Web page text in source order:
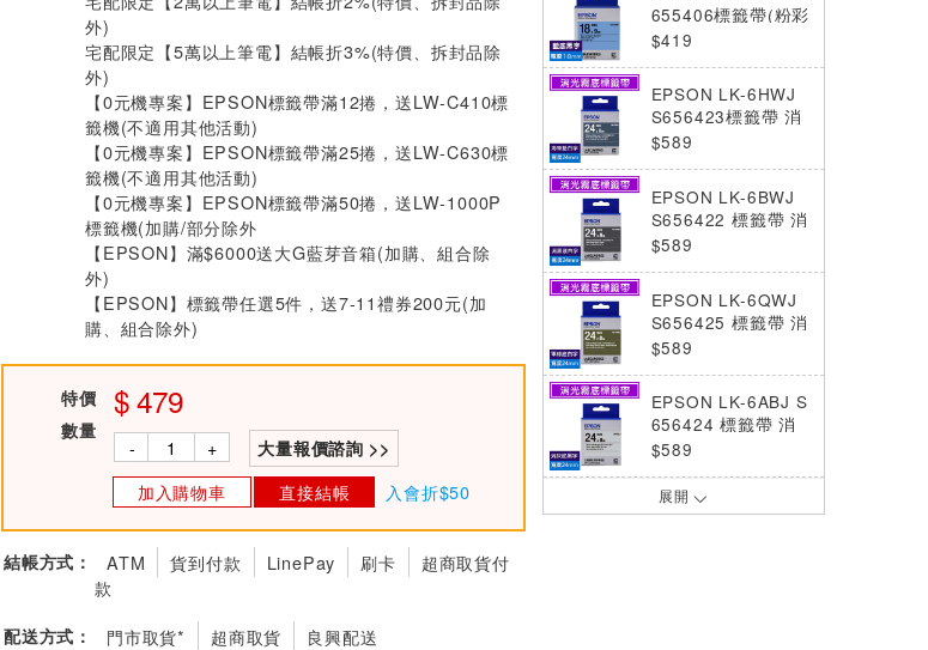
外)
宅配限定【5萬以上筆電】結帳折3%(特價、拆封品除
外)
【0元機專案】EPSON標籤帶滿12捲，送LW-C410標
籤機(不適用其他活動)
【0元機專案】EPSON標籤帶滿25捲，送LW-C630標
籤機(不適用其他活動)
【0元機專案】EPSON標籤帶滿50捲，送LW-1000P
標籤機(加購/部分除外
【EPSON】滿$6000送大G藍芽音箱(加購、組合除
外)
【EPSON】標籤帶任選5件，送7-11禮券200元(加
購、組合除外)
特價 479
數量
- + 大量報價諮詢 >>
加入購物車 直接結帳 入會折$50
結帳方式： ATM 貨到付款 LinePay 刷卡
超商取貨付
款
配送方式： 門市取貨* 超商取貨 良興配送
高雄鳳山店
網路訂購
*庫存數量：網路訂購(0)、少量庫存
(1~2)、現貨充足(3以上)。
*門市庫存以店內實際數量為準，可使
用專人服務或撥打門市電話洽詢。
655406標籤帶(粉彩
系列)藍底黑字18m
$419
EPSON LK-6HWJ
S656423標籤帶 消
光霧面海軍藍底白字
$589
EPSON LK-6BWJ
S656422 標籤帶 消
光霧面黑底白字24m
$589
EPSON LK-6QWJ
S656425 標籤帶 消
光霧面軍綠底白字2
$589
EPSON LK-6ABJ S
656424 標籤帶 消
光霧面灰底黑字24m
$589
EPSON LK-6TBJ S
展開